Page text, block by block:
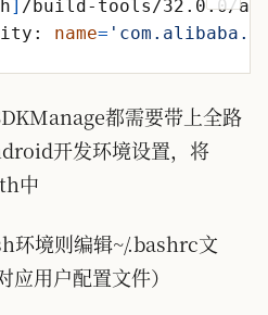
] /build-tools/32.0.0/
name=
都需要带上全路
开发环境设置，将
中
环境则编辑~/.bashrc文
用户配置文件）